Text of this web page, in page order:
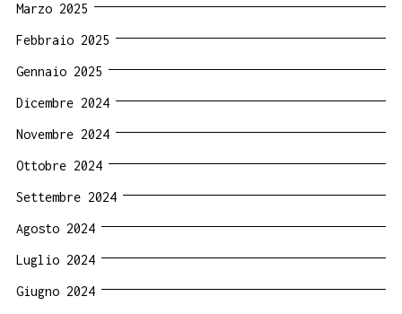
Marzo 2025
Febbraio 2025
Gennaio 2025
Dicembre 2024
Novembre 2024
Ottobre 2024
Settembre 2024
Agosto 2024
Luglio 2024
Giugno 2024